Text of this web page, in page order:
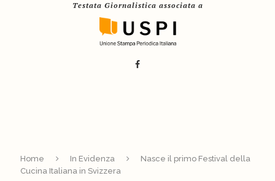
Testata Giornalistica associata a
Home In Evidenza
Nasce il primo Festival della
Cucina Italiana in Svizzera